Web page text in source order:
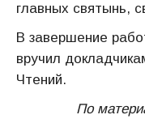
главных святынь,
В завершение
вручил
Чтений.
По